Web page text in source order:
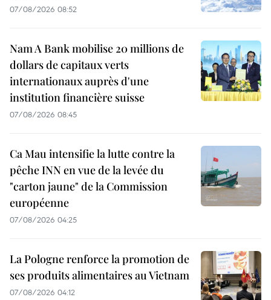
07/08/2026 08:52
Nam A Bank mobilise 20 millions de
dollars de capitaux verts
internationaux auprès d'une
institution financière suisse
07/08/2026 08:45
Ca Mau intensifie la lutte contre la
pêche INN en vue de la levée du
"carton jaune" de la Commission
européenne
07/08/2026 04:25
La Pologne renforce la promotion de
ses produits alimentaires au Vietnam
07/08/2026 04:12